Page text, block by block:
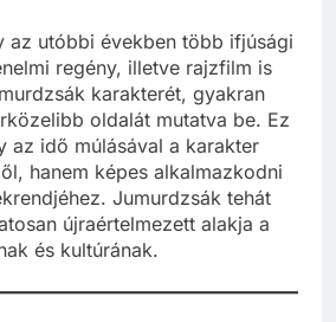
az utóbbi években több ifjúsági
regény, illetve rajzfilm is
karakterét, gyakran
oldalát mutatva be. Ez
az idő múlásával a karakter
hanem képes alkalmazkodni
Jumurdzsák tehát
újraértelmezett alakja a
és kultúrának.